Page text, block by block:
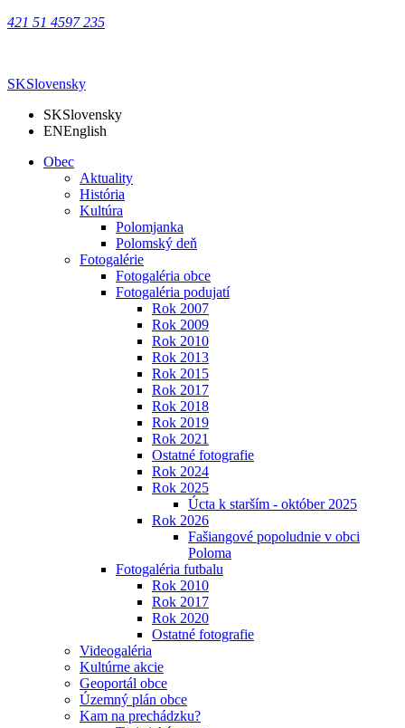
421 51 4597 235
SKSlovensky
SKSlovensky
ENEnglish
Obec
Aktuality
História
Kultúra
Polomjanka
Polomský deň
Fotogalérie
Fotogaléria obce
Fotogaléria podujatí
Rok 2007
Rok 2009
Rok 2010
Rok 2013
Rok 2015
Rok 2017
Rok 2018
Rok 2019
Rok 2021
Ostatné fotografie
Rok 2024
Rok 2025
Úcta k starším - október 2025
Rok 2026
Fašiangové popoludnie v obci
Poloma
Fotogaléria futbalu
Rok 2010
Rok 2017
Rok 2020
Ostatné fotografie
Videogaléria
Kultúrne akcie
Geoportál obce
Územný plán obce
Kam na prechádzku?